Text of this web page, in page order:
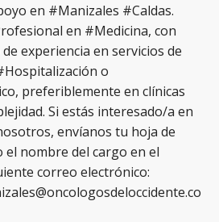
en #Manizales #Caldas.
en #Medicina, con
experiencia en servicios de
o
preferiblemente en clínicas
Si estás interesado/a en
envíanos tu hoja de
el nombre del cargo en el
correo electrónico: